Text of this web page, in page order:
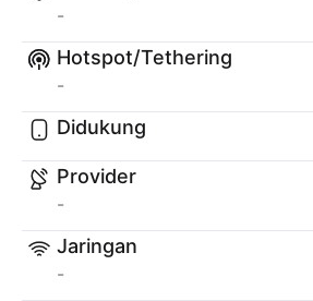
-
Hotspot/Tethering
-
Didukung
Provider
-
Jaringan
-